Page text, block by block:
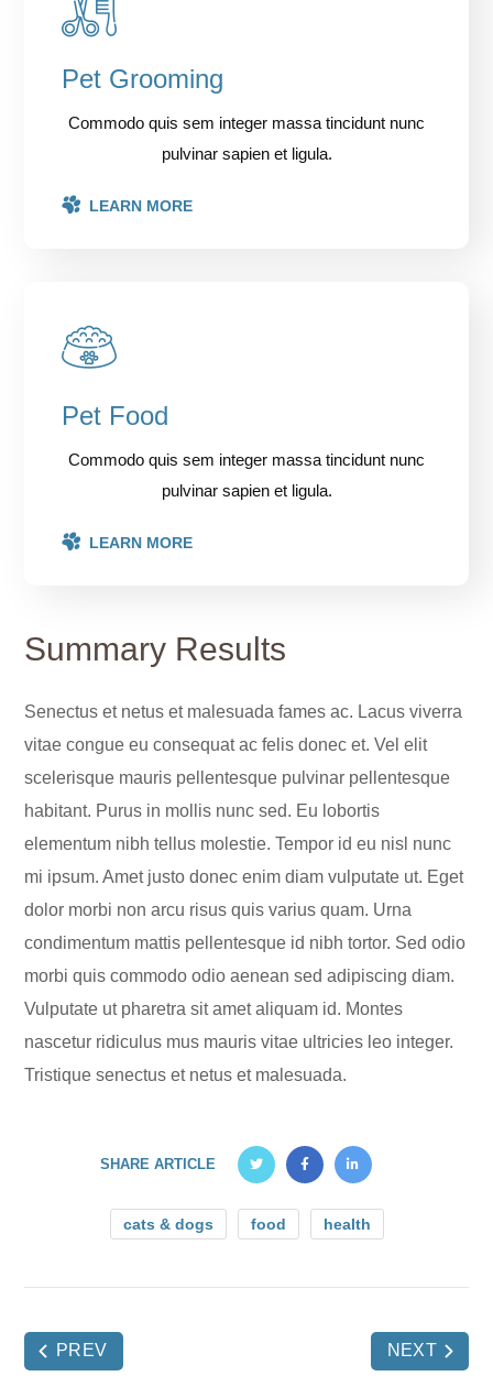
Pet Grooming
Commodo quis sem integer massa tincidunt nunc
pulvinar sapien et ligula.
LEARN MORE
Pet Food
Commodo quis sem integer massa tincidunt nunc
pulvinar sapien et ligula.
LEARN MORE
Summary Results
Senectus et netus et malesuada fames ac. Lacus viverra
vitae congue eu consequat ac felis donec et. Vel elit
scelerisque mauris pellentesque pulvinar pellentesque
habitant. Purus in mollis nunc sed. Eu lobortis
elementum nibh tellus molestie. Tempor id eu nisl nunc
mi ipsum. Amet justo donec enim diam vulputate ut. Eget
dolor morbi non arcu risus quis varius quam. Urna
condimentum mattis pellentesque id nibh tortor. Sed odio
morbi quis commodo odio aenean sed adipiscing diam.
Vulputate ut pharetra sit amet aliquam id. Montes
nascetur ridiculus mus mauris vitae ultricies leo integer.
Tristique senectus et netus et malesuada.
SHARE ARTICLE
cats & dogs food health
PREV NEXT